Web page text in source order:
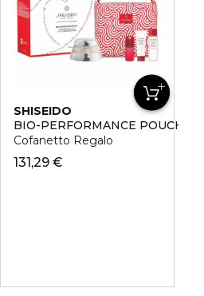
SHISEIDO
BIO-PERFORMANCE POUCH SET
Cofanetto Regalo
131,29 €